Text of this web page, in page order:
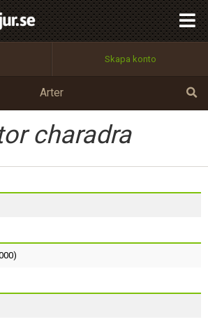
Skapa konto
Arter
charadra
Utför
100%
OK
Tillbaka till förstasidan